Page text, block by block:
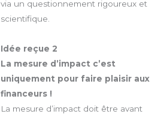
via un questionnement rigoureux et
scientifique.
Idée reçue 2
La mesure d’impact c’est
uniquement pour faire plaisir aux
financeurs !
La mesure d’impact doit être avant